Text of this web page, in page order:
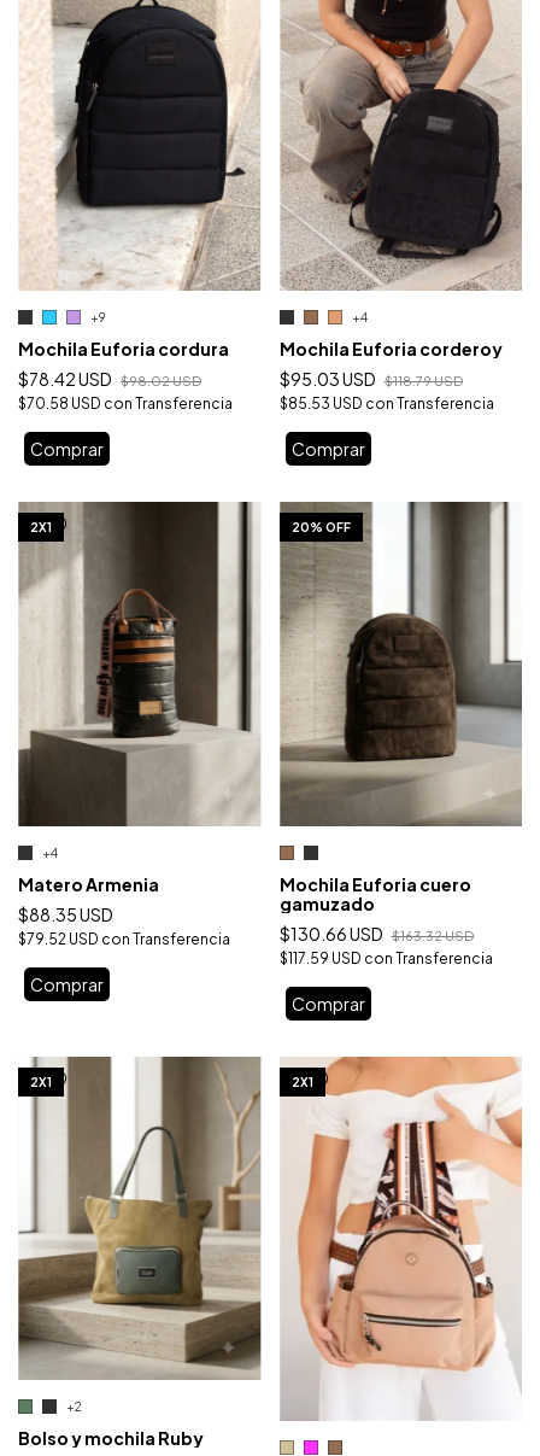
+9
Mochila Euforia cordura
$78.42 USD
$98.02 USD
$70.58 USD con Transferencia
Comprar
+4
Mochila Euforia corderoy
$95.03 USD $118.79 USD
$85.53 USD con Transferencia
Comprar
1/ 10
2X1
+4
Matero Armenia
$88.35 USD
$79.52 USD con Transferencia
Comprar
1/10
20% OFF
Mochila Euforia cuero
gamuzado
$130.66 USD $163.32 USD
$117.59 USD con Transferencia
Comprar
1/ 10
2X1
+2
Bolso y mochila Ruby
1/10
2X1